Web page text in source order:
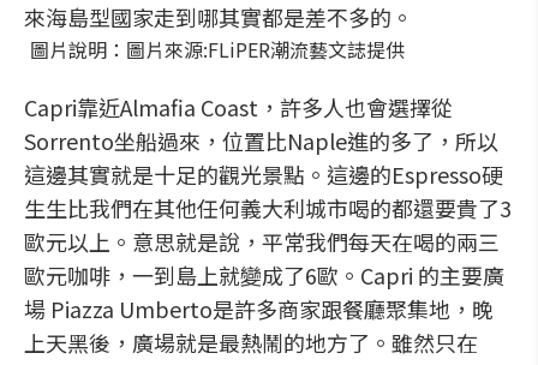
來海島型國家走到哪其實都是差不多的。
圖片說明：圖片來源:FLiPER潮流藝文誌提供
Capri靠近Almafia Coast，許多人也會選擇從
Sorrento坐船過來，位置比Naple進的多了，所以
這邊其實就是十足的觀光景點。這邊的Espresso硬
生生比我們在其他任何義大利城市喝的都還要貴了3
歐元以上。意思就是說，平常我們每天在喝的兩三
歐元咖啡，一到島上就變成了6歐。Capri 的主要廣
場 Piazza Umberto是許多商家跟餐廳聚集地，晚
上天黑後，廣場就是最熱鬧的地方了。雖然只在